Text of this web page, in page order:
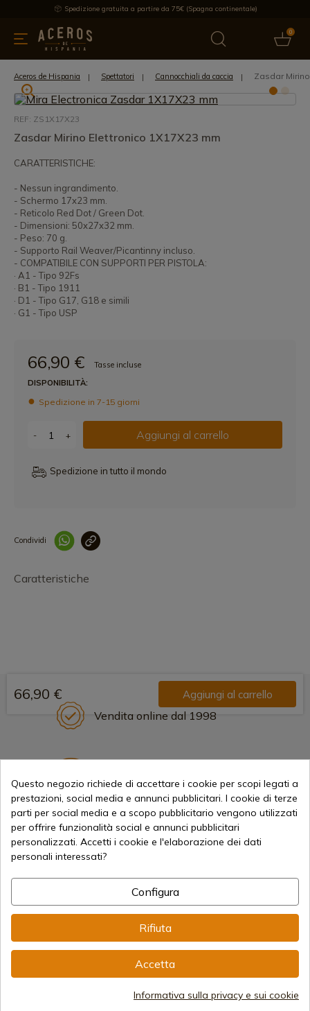
Spedizione gratuita a partire da 75€ (Spagna continentale)
0
cucina Offre Ultime notizie Venduti Marche
Aceros de Hispania Spettatori Cannocchiali da caccia Zasdar
REF: ZS1X17X23
Zasdar Mirino Elettronico 1X17X23 mm
CARATTERISTICHE:
- Nessun ingrandimento.
- Schermo 17x23 mm.
- Reticolo Red Dot / Green Dot.
- Dimensioni: 50x27x32 mm.
- Peso: 70 g.
- Supporto Rail Weaver/Picantinny incluso.
- COMPATIBILE CON SUPPORTI PER PISTOLA:
· A1 - Tipo 92Fs
· B1 - Tipo 1911
· D1 - Tipo G17, G18 e simili
· G1 - Tipo USP
66,90 €
Tasse incluse
DISPONIBILITÀ:
Spedizione in 7-15 giorni
- + Aggiungi al carrello
Spedizione in tutto il mondo
Condividi
Caratteristiche
66,90 € Aggiungi al carrello
Vendita online dal 1998
Spedizioni Internazionali
info@aceros-de-hispania.com
Questo negozio richiede di accettare i cookie per scopi legati a
prestazioni, social media e annunci pubblicitari. I cookie di terze
parti per social media e a scopo pubblicitario vengono utilizzati
per offrire funzionalità social e annunci pubblicitari
personalizzati. Accetti i cookie e l'elaborazione dei dati
personali interessati?
Configura
Rifiuta
Accetta
Informativa sulla privacy e sui cookie